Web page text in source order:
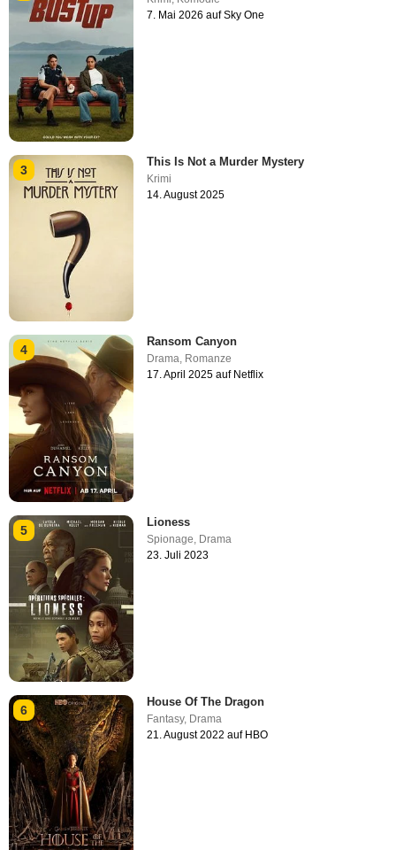
7. Mai 2026 auf Sky One
3
This Is Not a Murder Mystery
Krimi
14. August 2025
4
Ransom Canyon
Drama, Romanze
17. April 2025 auf Netflix
5
Lioness
Spionage Drama
23. Juli 2023
6
House Of The Dragon
Fantasy, Drama
21. August 2022 auf HBO